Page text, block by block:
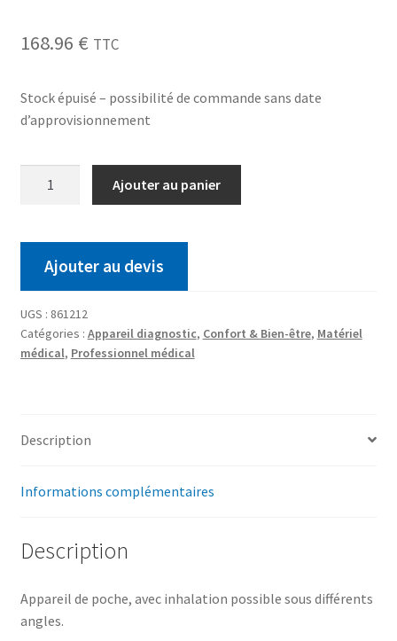
168.96 € TTC
Stock épuisé – possibilité de commande sans date
d’approvisionnement
Ajouter au panier
Ajouter au devis
UGS : 861212
Catégories : Appareil diagnostic, Confort & Bien-être, Matériel
médical, Professionnel médical
Description
Informations complémentaires
Description
Appareil de poche, avec inhalation possible sous différents
angles.